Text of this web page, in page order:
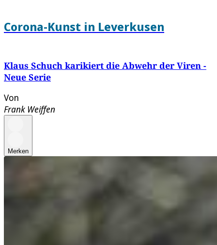
Corona-Kunst in Leverkusen
Klaus Schuch karikiert die Abwehr der Viren -
Neue Serie
Von
Frank Weiffen
Merken